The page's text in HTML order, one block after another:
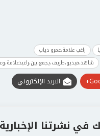
راغب علامة،عمرو دياب
البريد الإلكتروني
في نشرتنا الإخبارية